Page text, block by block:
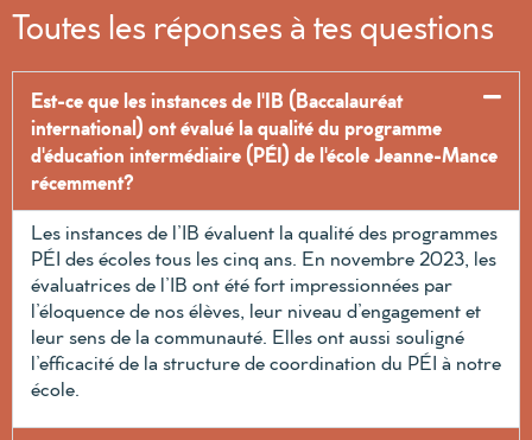
Toutes les réponses à tes questions
Est-ce que les instances de l'IB (Baccalauréat
international) ont évalué la qualité du programme
d'éducation intermédiaire (PÉI) de l'école Jeanne-Mance
récemment?
Les instances de l’IB évaluent la qualité des programmes
PÉI des écoles tous les cinq ans. En novembre 2023, les
évaluatrices de l’IB ont été fort impressionnées par
l’éloquence de nos élèves, leur niveau d’engagement et
leur sens de la communauté. Elles ont aussi souligné
l’efficacité de la structure de coordination du PÉI à notre
école.